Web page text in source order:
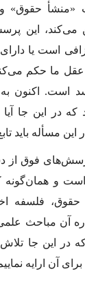
«منشأ حقوق»
مى‌كند، این
است یا
ما حكم
است. اكنون
در این جا آیا
مسأله باید
فوق از
و همان‌گونه
حقوق، فلسفه
آن مباحث
در این جا تلاش
آن ارایه